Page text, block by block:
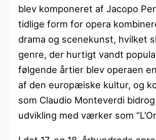
blev komponeret af Jacopo
tidlige form for opera
drama og scenekunst, hvilket
genre, der hurtigt vandt
følgende årtier blev operaen
af den europæiske kultur, og
som Claudio Monteverdi
udvikling med værker som